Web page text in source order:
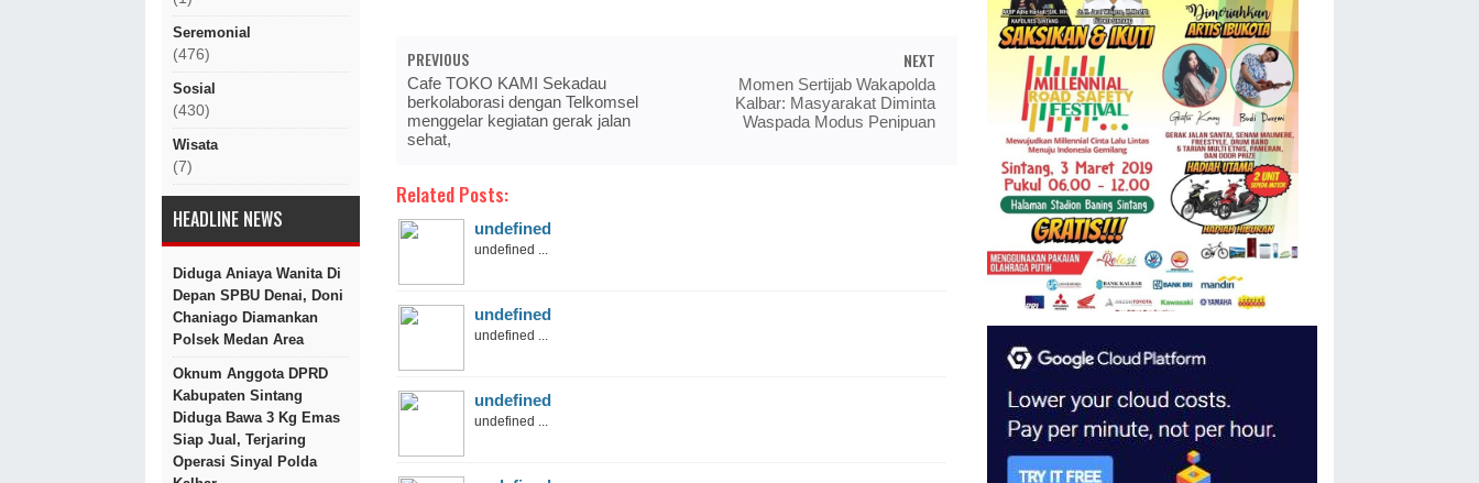
Seremonial
(476)
Sosial
(430)
Wisata
(7)
HEADLINE NEWS
Diduga Aniaya Wanita Di
Depan SPBU Denai, Doni
Chaniago Diamankan
Polsek Medan Area
Oknum Anggota DPRD
Kabupaten Sintang
Diduga Bawa 3 Kg Emas
Siap Jual, Terjaring
Operasi Sinyal Polda
PREVIOUS
Cafe TOKO KAMI Sekadau
berkolaborasi dengan Telkomsel
menggelar kegiatan gerak jalan
sehat,
NEXT
Momen Sertijab Wakapolda
Kalbar: Masyarakat Diminta
Waspada Modus Penipuan
Related Posts:
undefined
undefined ...
undefined
undefined ...
undefined
undefined ...